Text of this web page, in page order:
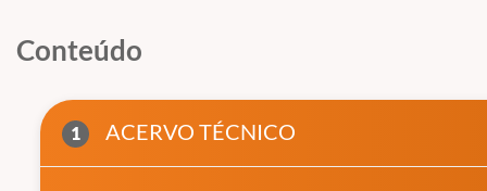
Educação é um direito de todos e é um incentivo a sociedade
técnico, graduação ou pós-graduação.
- Meu certificado é aceito pelo CREA, CRC e CRM?
Conteúdo
1 ACERVO TÉCNICO